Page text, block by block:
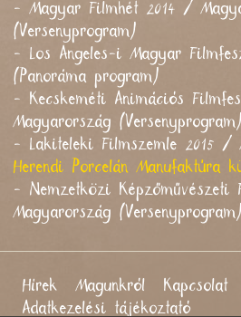
- Magyar Filmhét 2014 /
(Versenyprogram)
- Los Angeles-i Magyar
(Panoráma program)
- Kecskeméti Animációs
Magyarország (Versenyprogram)
- Lakiteleki Filmszemle 2015 /
Herendi Porcelán Manufaktúra
- Nemzetközi Képzőművészeti
Magyarország (Versenyprogram)
Hírek Magunkról Kapcsolat
Adatkezelési tájékoztató